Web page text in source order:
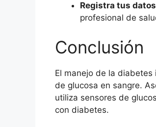
Registra tus
profesional de
Conclusión
El manejo de la
de glucosa en sangre.
utiliza sensores de
con diabetes.